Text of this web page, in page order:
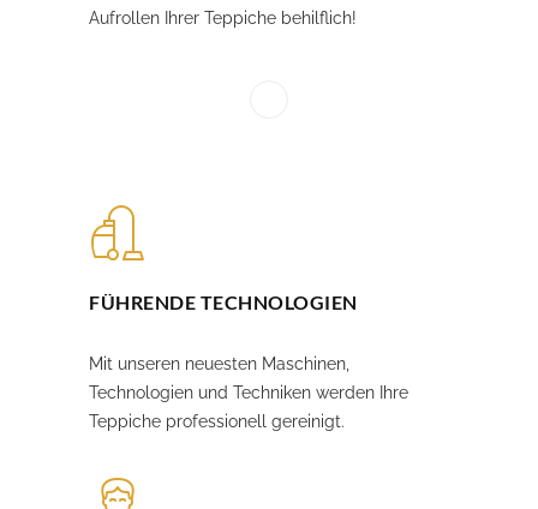
Aufrollen Ihrer Teppiche behilflich!
FÜHRENDE TECHNOLOGIEN
Mit unseren neuesten Maschinen,
Technologien und Techniken werden Ihre
Teppiche professionell gereinigt.